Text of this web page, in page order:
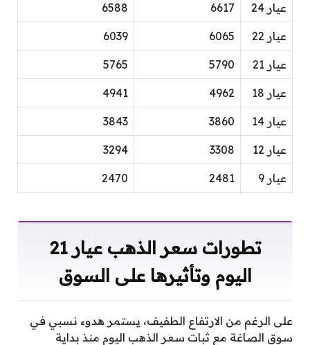
عيار 24 6617
6588
عيار 22 6065
6039
عيار 21 5790
5765
عيار 18 4962
4941
عيار 14 3860
3843
عيار 12 3308
3294
عيار 9 2481
2470
تطورات سعر الذهب عيار 21
اليوم وتأثيرها على السوق
على الرغم من الارتفاع الطفيف، يستمر هدوء نسبي في
سوق الصاغة مع ثبات سعر الذهب اليوم منذ بداية